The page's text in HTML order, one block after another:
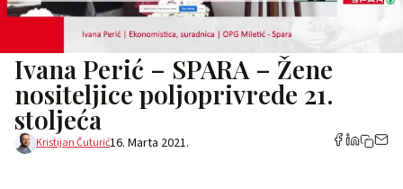
Ivana Perić – SPARA – Žene
nositeljice poljoprivrede 21.
stoljeća
Kristijan Čuturić16. Marta 2021.